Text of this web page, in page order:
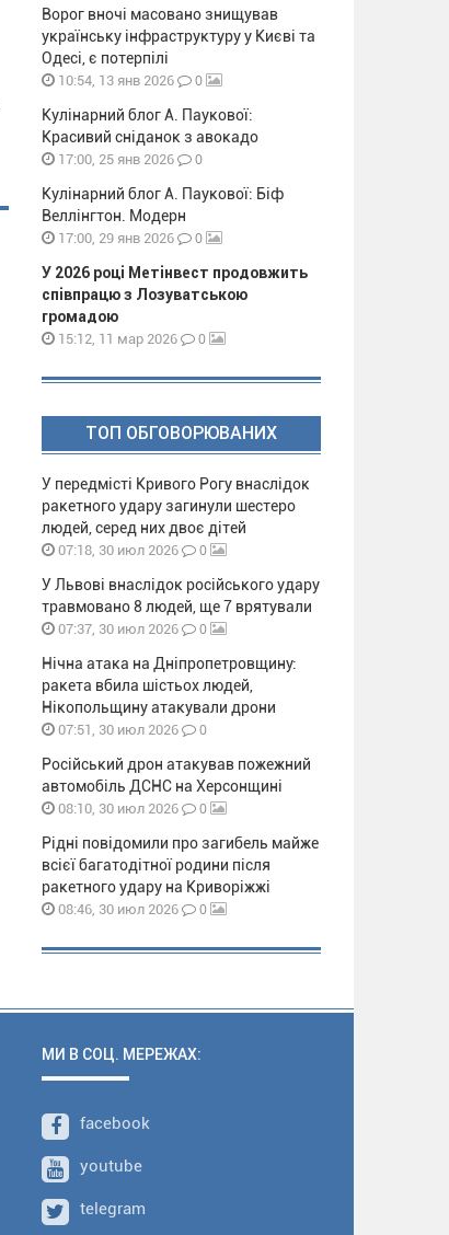
Ворог вночі масовано знищував
українську інфраструктуру у Києві та
Одесі, є потерпілі
10:54, 13 янв 2026 0
Кулінарний блог А. Паукової:
Красивий сніданок з авокадо
17:00, 25 янв 2026 0
Кулінарний блог А. Паукової: Біф
Веллінгтон. Модерн
17:00, 29 янв 2026 0
У 2026 році Метінвест продовжить
співпрацю з Лозуватською
громадою
15:12, 11 мар 2026 0
ТОП ОБГОВОРЮВАНИХ
У передмісті Кривого Рогу внаслідок
ракетного удару загинули шестеро
людей, серед них двоє дітей
07:18, 30 июл 2026 0
У Львові внаслідок російського удару
травмовано 8 людей, ще 7 врятували
07:37, 30 июл 2026 0
Нічна атака на Дніпропетровщину:
ракета вбила шістьох людей,
Нікопольщину атакували дрони
07:51, 30 июл 2026 0
Російський дрон атакував пожежний
автомобіль ДСНС на Херсонщині
08:10, 30 июл 2026 0
Рідні повідомили про загибель майже
всієї багатодітної родини після
ракетного удару на Криворіжжі
08:46, 30 июл 2026 0
МИ В СОЦ. МЕРЕЖАХ:
facebook
youtube
telegram